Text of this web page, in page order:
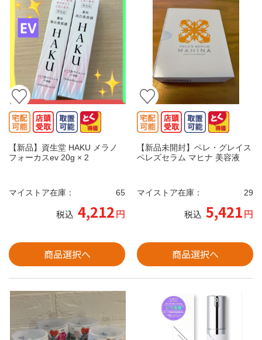
【新品】資生堂 HAKU メラノ
フォーカスev 20g × 2
マイストア在庫： 65
税込 4,212円
商品選択へ
【新品未開封】ペレ・グレイス
ペレズセラム マヒナ 美容液
マイストア在庫： 29
税込 5,421円
商品選択へ